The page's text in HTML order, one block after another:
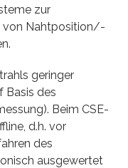
zur
von Nahtposition/-
geringer
Basis des
Beim CSE-
d.h. vor
des
ausgewertet